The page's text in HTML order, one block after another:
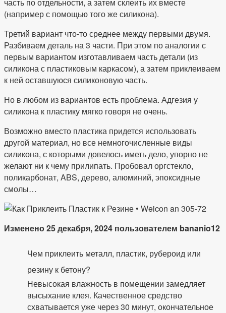
(например с помощью того же силикона).
Третий вариант что-то среднее между первыми двумя.
Разбиваем деталь на 3 части. При этом по аналогии с
первым вариантом изготавливаем часть детали (из
силикона с пластиковым каркасом), а затем приклеиваем
к ней оставшуюся силиконовую часть.
Но в любом из вариантов есть проблема. Адгезия у
силикона к пластику мягко говоря не очень.
Возможно вместо пластика придется использовать
другой материал, но все немногочисленные виды
силикона, с которыми довелось иметь дело, упорно не
желают ни к чему прилипать. Пробовал оргстекло,
поликарбонат, ABS, дерево, алюминий, эпоксидные
смолы…
Изменено 25 декабря, 2024 пользователем bananio12
Чем приклеить металл, пластик, рубероид или
резину к бетону?
Невысокая влажность в помещении замедляет
высыхание клея. Качественное средство
схватывается уже через 30 минут, окончательное